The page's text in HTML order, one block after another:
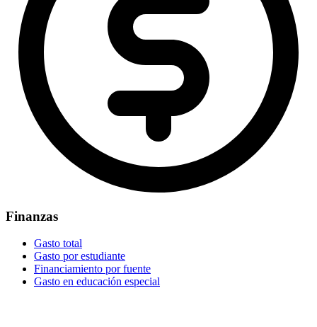
Finanzas
Gasto total
Gasto por estudiante
Financiamiento por fuente
Gasto en educación especial